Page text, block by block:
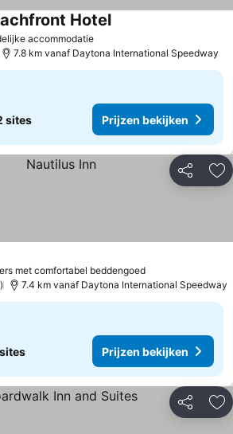
accommodatiePrijzen bekijken
HotelPrijzen bekijken
7.8 km vanaf Daytona International Speedway
sites Prijzen bekijken
Delen
met comfortabel beddengoedPrijzen
bekijken
7.4 km vanaf Daytona International Speedway
Prijzen bekijken
Delen